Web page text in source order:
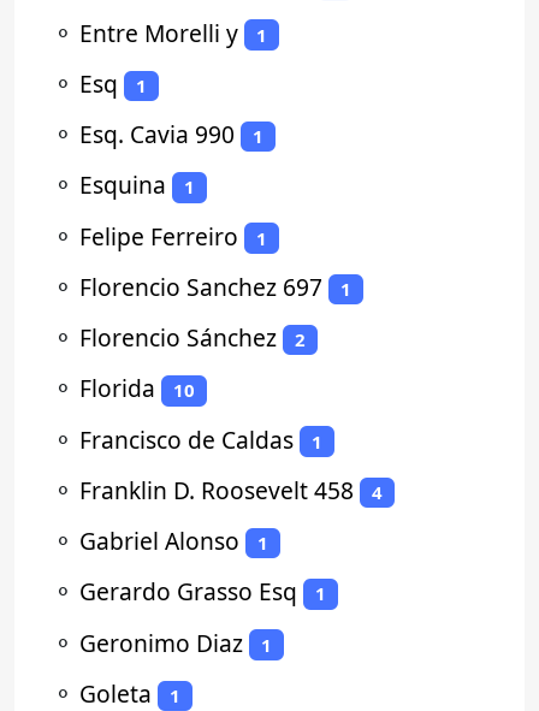
⚬ Entre Morelli y 1
⚬ Esq 1
⚬ Esq. Cavia 990 1
⚬ Esquina 1
⚬ Felipe Ferreiro 1
⚬ Florencio Sanchez 697 1
⚬ Florencio Sánchez 2
⚬ Florida 10
⚬ Francisco de Caldas 1
⚬ Franklin D. Roosevelt 458 4
⚬ Gabriel Alonso 1
⚬ Gerardo Grasso Esq 1
⚬ Geronimo Diaz 1
⚬ Goleta 1